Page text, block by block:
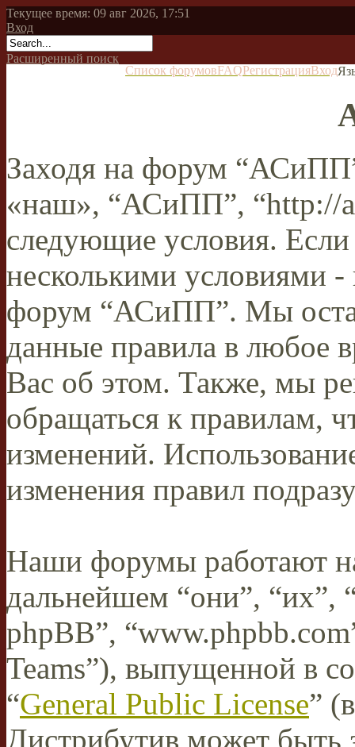
Текущее время: 09 авг 2026, 17:51
Вход
Расширенный поиск
Список форумовFAQРегистрацияВход
Заходя на форум
«наш», “АСиПП”, “http://
следующие условия.
несколькими условиями -
форум “АСиПП”. Мы
данные правила в любое
Вас об этом. Также, мы
обращаться к правилам,
изменений.
изменения правил
Наши форумы работают
дальнейшем “они”, “их”,
phpBB”,
Teams”), выпущенной в
“General Public License”
Дистрибутив может быть